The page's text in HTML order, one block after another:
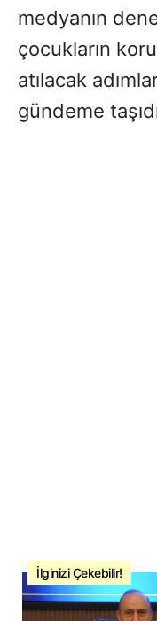
medyanın
çocukların
atılacak
gündeme
İlginizi Çekebilir!